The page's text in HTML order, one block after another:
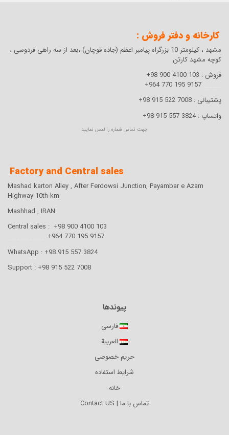
کارخانه و دفتر فروش :
مشهد ، کیلومتر 10 بزرگراه پیامبر اعظم (جاده قوچان) ،بعد از سه راهی فردوسی ،
کوچه مشهد کارتن
فروش : 103 4100 900 98+
9157 195 770 964+
پشتیبانی : 7008 522 915 98+
واتساپ :3824 557 915 98+
جهت تماس شماره را لمس نمایید
Factory and Central sales
Mashad karton Alley , After Ferdowsi Junction, Payambar e Azam
Highway 10th km
Mashhad , IRAN
Central sales : +98 900 4100 103
9157 195 770 964+
WhatsApp : +98 915 557 3824
Support : +98 915 522 7008
پیوندها
فارسی
العربية
حریم خصوصی
شرایط استفاده
خانه
تماس با ما | Contact US